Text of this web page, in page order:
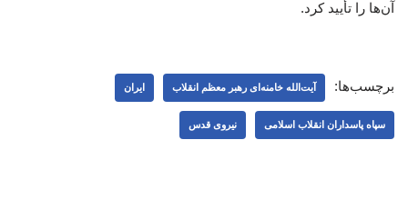
آن‌ها را تأیید کرد.
برچسب‌ها: آیت‌الله خامنه‌ای رهبر معظم انقلاب ایران
سپاه پاسداران انقلاب اسلامی نیروی قدس